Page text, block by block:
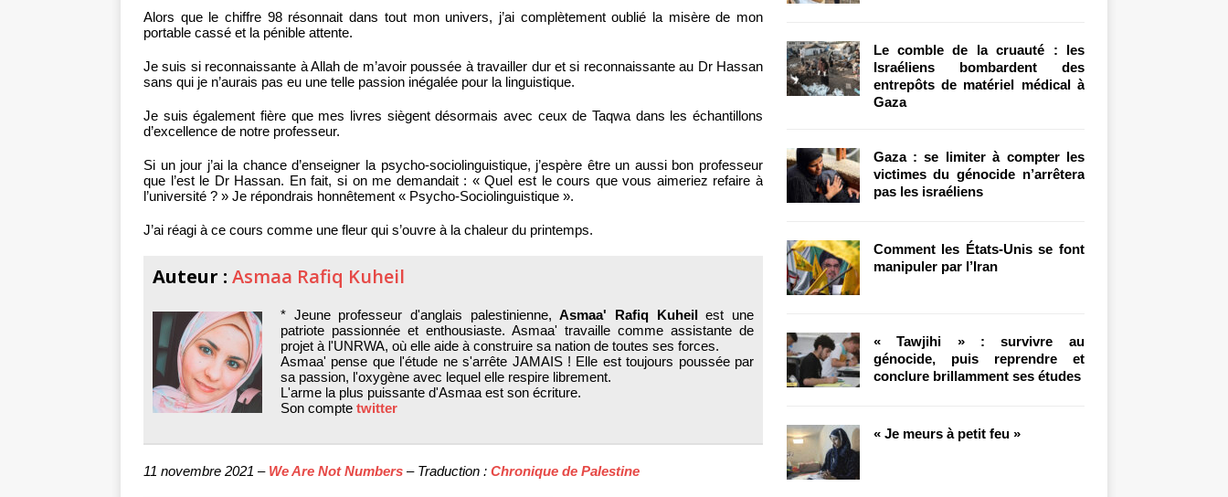
Alors que le chiffre 98 résonnait dans tout mon univers, j’ai complètement oublié la misère de mon
portable cassé et la pénible attente.
Je suis si reconnaissante à Allah de m’avoir poussée à travailler dur et si reconnaissante au Dr Hassan
sans qui je n’aurais pas eu une telle passion inégalée pour la linguistique.
Je suis également fière que mes livres siègent désormais avec ceux de Taqwa dans les échantillons
d’excellence de notre professeur.
Si un jour j’ai la chance d’enseigner la psycho-sociolinguistique, j’espère être un aussi bon professeur
que l’est le Dr Hassan. En fait, si on me demandait : « Quel est le cours que vous aimeriez refaire à
l’université ? » Je répondrais honnêtement « Psycho-Sociolinguistique ».
J’ai réagi à ce cours comme une fleur qui s’ouvre à la chaleur du printemps.
Auteur : Asmaa Rafiq Kuheil
* Jeune professeur d'anglais palestinienne,Asmaa' Rafiq Kuheilest une
patriote passionnée et enthousiaste. Asmaa' travaille comme assistante de
projet à l'UNRWA, où elle aide à construire sa nation de toutes ses forces.
Asmaa' pense que l'étude ne s'arrête JAMAIS ! Elle est toujours poussée par
sa passion, l'oxygène avec lequel elle respire librement.
L'arme la plus puissante d'Asmaa est son écriture.
Son compte twitter
11 novembre 2021 – We Are Not Numbers – Traduction : Chronique de Palestine
Le comble de la cruauté : les
Israéliens bombardent des
entrepôts de matériel médical à
Gaza
Gaza : se limiter à compter les
victimes du génocide n’arrêtera
pas les israéliens
Comment les États-Unis se font
manipuler par l’Iran
« Tawjihi » : survivre au
génocide, puis reprendre et
conclure brillamment ses études
« Je meurs à petit feu »